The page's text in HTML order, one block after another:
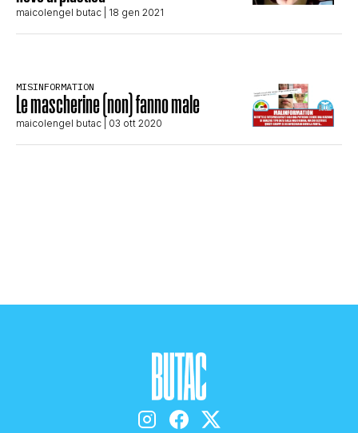
SALUTE E MEDICINA
STORIA E CITAZIONI
TRUFFE E SOCIAL NETWORK
maicolengel butac | 18 gen 2021
MISINFORMATION
Le mascherine (non) fanno male
maicolengel butac | 03 ott 2020